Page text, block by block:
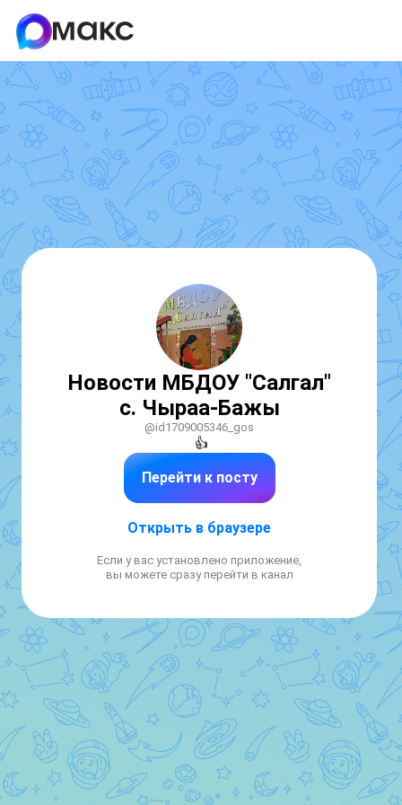
Новости МБДОУ "Салгал"
с. Чыраа-Бажы
@id1709005346_gos
👍
Перейти к посту
Открыть в браузере
Если у вас установлено приложение,
вы можете сразу перейти в канал